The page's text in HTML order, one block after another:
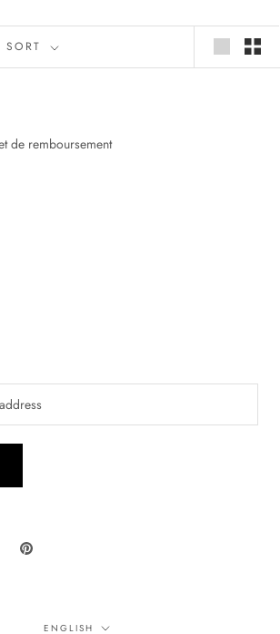
SORT
de remboursement
Language
ENGLISH